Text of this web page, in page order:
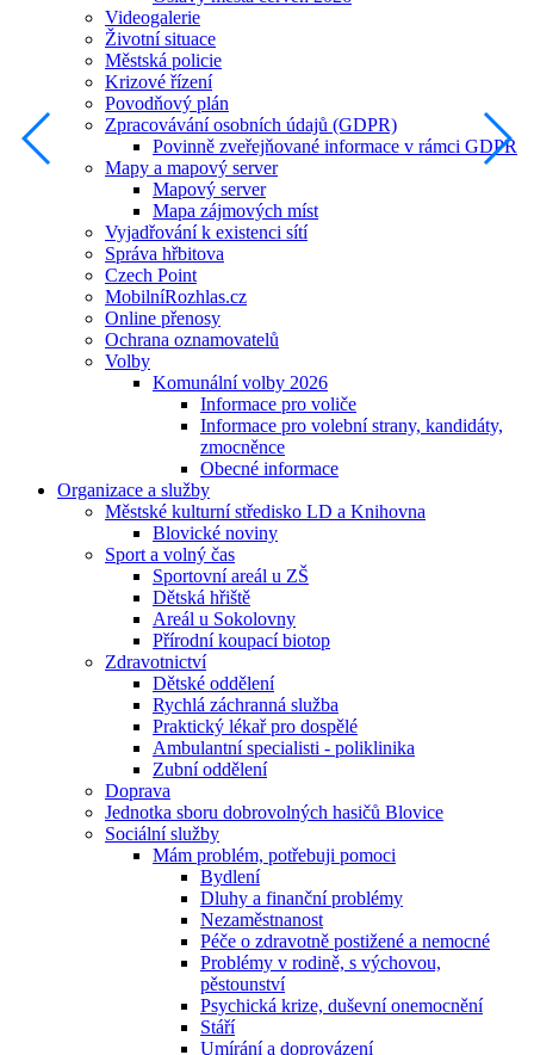
Videogalerie
Životní situace
Městská policie
Krizové řízení
Povodňový plán
Zpracovávání osobních údajů (GDPR)
Povinně zveřejňované informace v rámci GDPR
Mapy a mapový server
Mapový server
Mapa zájmových míst
Vyjadřování k existenci sítí
Správa hřbitova
Czech Point
MobilníRozhlas.cz
Online přenosy
Ochrana oznamovatelů
Volby
Komunální volby 2026
Informace pro voliče
Informace pro volební strany, kandidáty,
zmocněnce
Obecné informace
Organizace a služby
Městské kulturní středisko LD a Knihovna
Blovické noviny
Sport a volný čas
Sportovní areál u ZŠ
Dětská hřiště
Areál u Sokolovny
Přírodní koupací biotop
Zdravotnictví
Dětské oddělení
Rychlá záchranná služba
Praktický lékař pro dospělé
Ambulantní specialisti - poliklinika
Zubní oddělení
Doprava
Jednotka sboru dobrovolných hasičů Blovice
Sociální služby
Mám problém, potřebuji pomoci
Bydlení
Dluhy a finanční problémy
Nezaměstnanost
Péče o zdravotně postižené a nemocné
Problémy v rodině, s výchovou,
pěstounství
Psychická krize, duševní onemocnění
Stáří
Umírání a doprovázení